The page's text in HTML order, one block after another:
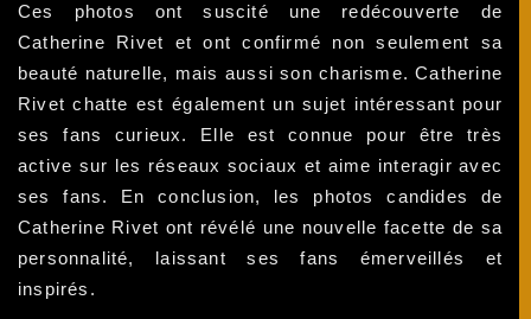
Ces photos ont suscité une redécouverte de
Catherine Rivet et ont confirmé non seulement sa
beauté naturelle, mais aussi son charisme. Catherine
Rivet chatte est également un sujet intéressant pour
ses fans curieux. Elle est connue pour être très
active sur les réseaux sociaux et aime interagir avec
ses fans. En conclusion, les photos candides de
Catherine Rivet ont révélé une nouvelle facette de sa
personnalité, laissant ses fans émerveillés et
inspirés.